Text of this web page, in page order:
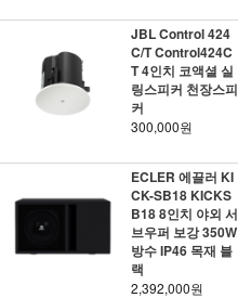
JBL Control 424
C/T Control424C
T 4인치 코액셜 실
링스피커 천장스피
커
300,000원
ECLER 에끌러 KI
CK-SB18 KICKS
B18 8인치 야외 서
브우퍼 보강 350W
방수 IP46 목재 블
랙
2,392,000원